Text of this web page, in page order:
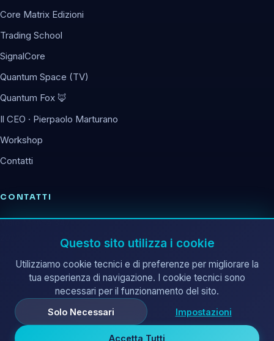
Core Matrix Edizioni
Trading School
SignalCore
Quantum Space (TV)
Quantum Fox 🦊
Il CEO · Pierpaolo Marturano
Workshop
Contatti
CONTATTI
Viale Monza 347
20126 Milano (MI)
info@corematrix.it
corematrix@pec.it
Questo sito utilizza i cookie
Utilizziamo cookie tecnici e di preferenze per migliorare la
tua esperienza di navigazione. I cookie tecnici sono
necessari per il funzionamento del sito.
Solo Necessari Impostazioni
Accetta Tutti